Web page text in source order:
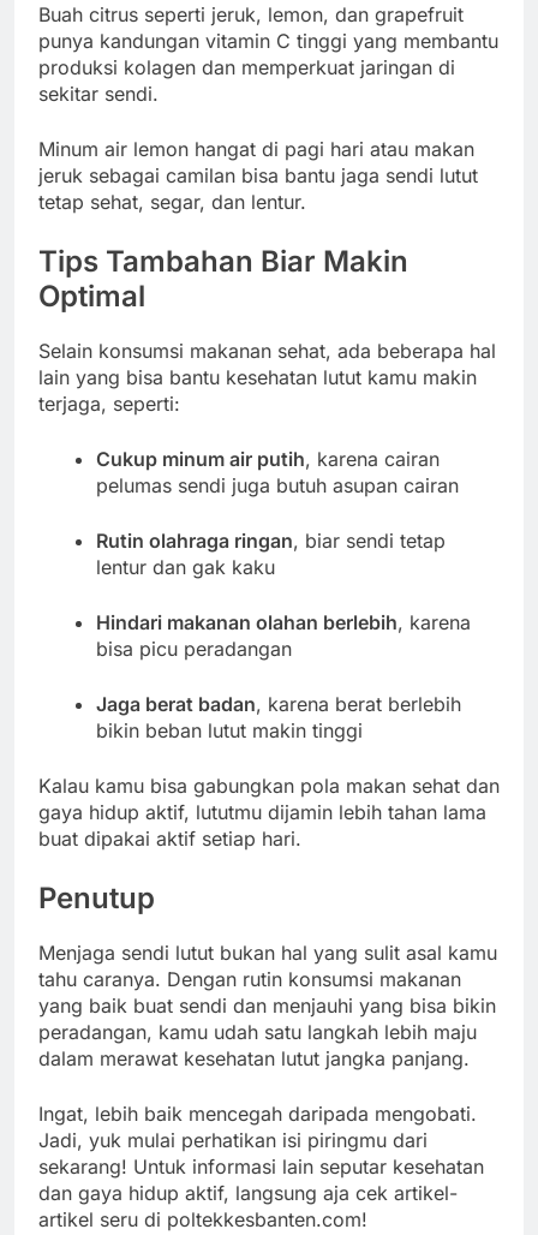
Buah citrus seperti jeruk, lemon, dan grapefruit
punya kandungan vitamin C tinggi yang membantu
produksi kolagen dan memperkuat jaringan di
sekitar sendi.
Minum air lemon hangat di pagi hari atau makan
jeruk sebagai camilan bisa bantu jaga sendi lutut
tetap sehat, segar, dan lentur.
Tips Tambahan Biar Makin
Optimal
Selain konsumsi makanan sehat, ada beberapa hal
lain yang bisa bantu kesehatan lutut kamu makin
terjaga, seperti:
Cukup minum air putih, karena cairan
pelumas sendi juga butuh asupan cairan
Rutin olahraga ringan, biar sendi tetap
lentur dan gak kaku
Hindari makanan olahan berlebih, karena
bisa picu peradangan
Jaga berat badan, karena berat berlebih
bikin beban lutut makin tinggi
Kalau kamu bisa gabungkan pola makan sehat dan
gaya hidup aktif, lututmu dijamin lebih tahan lama
buat dipakai aktif setiap hari.
Penutup
Menjaga sendi lutut bukan hal yang sulit asal kamu
tahu caranya. Dengan rutin konsumsi makanan
yang baik buat sendi dan menjauhi yang bisa bikin
peradangan, kamu udah satu langkah lebih maju
dalam merawat kesehatan lutut jangka panjang.
Ingat, lebih baik mencegah daripada mengobati.
Jadi, yuk mulai perhatikan isi piringmu dari
sekarang! Untuk informasi lain seputar kesehatan
dan gaya hidup aktif, langsung aja cek artikel-
artikel seru di poltekkesbanten.com!